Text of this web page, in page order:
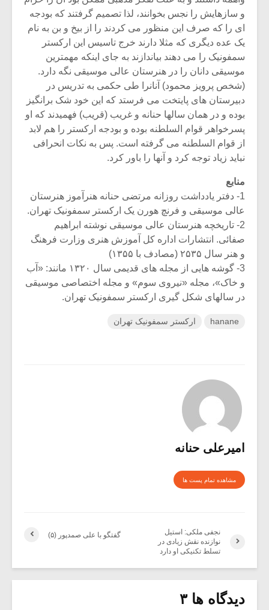
و سازهایش را نجس بخوانند، لذا تصمیم گرفتند که بودجه
ای را که صرف این منظور می کردند را از بیخ و بن به نام
یک عده دیگری که مثلا دارند خرج تاسیس این ارکستر
سمفونیک را می دهند بیاندازند به جای اینکه مهمترین
موسیقی دانان را در هنرستان عالی موسیقی نگه دارد.
(شخص پرویز محمود) آنانرا طی حکمی به تدریس در
دبیرستان های پایتخت می فرستد که این خود شک برانگیز
بوده و در همان سالها حنانه و غریب (قریب) فهمیدند که او
پسرخواهر قوام السلطنه بوده و بودجه ارکستر را هم لابد
از قوام السلطنه می گرفته است. پس به نکات انحرافی
نباید زیاد توجه کرد و آنها را باور کرد.
منابع
1- دفتر یادداشت روزانه مرتضی حنانه هنرآموز هنرستان
عالی موسیقی و فرنچ هورن یک ارکستر سمفونیک تهران.
2- تاریخچه هنرستان عالی موسیقی نوشته ابراهیم
صفائی. انتشارات اداره کل آموزش هنری وزارت فرهنگ
و هنر سال ۲۵۳۵ (مصادف با ۱۳۵۵)
3- گوشه هایی از مجله های قدیمی سال ۱۳۲۰ مانند: «آب
و خاک»، مجله «نیروی سوم» و مجله اختصاصی موسیقی
در سالهای شکل گیری ارکستر سمفونیک تهران.
hanane ارکستر سمفونیک تهران
امیرعلی حنانه
مشاهده تمام پست ها
گفتگو با علی صمدپور (۵)
نجفی ملکی: استیل
نوازنده نقش زیادی در
تسلط تکنیکی او دارد
دیدگاه ها ۳